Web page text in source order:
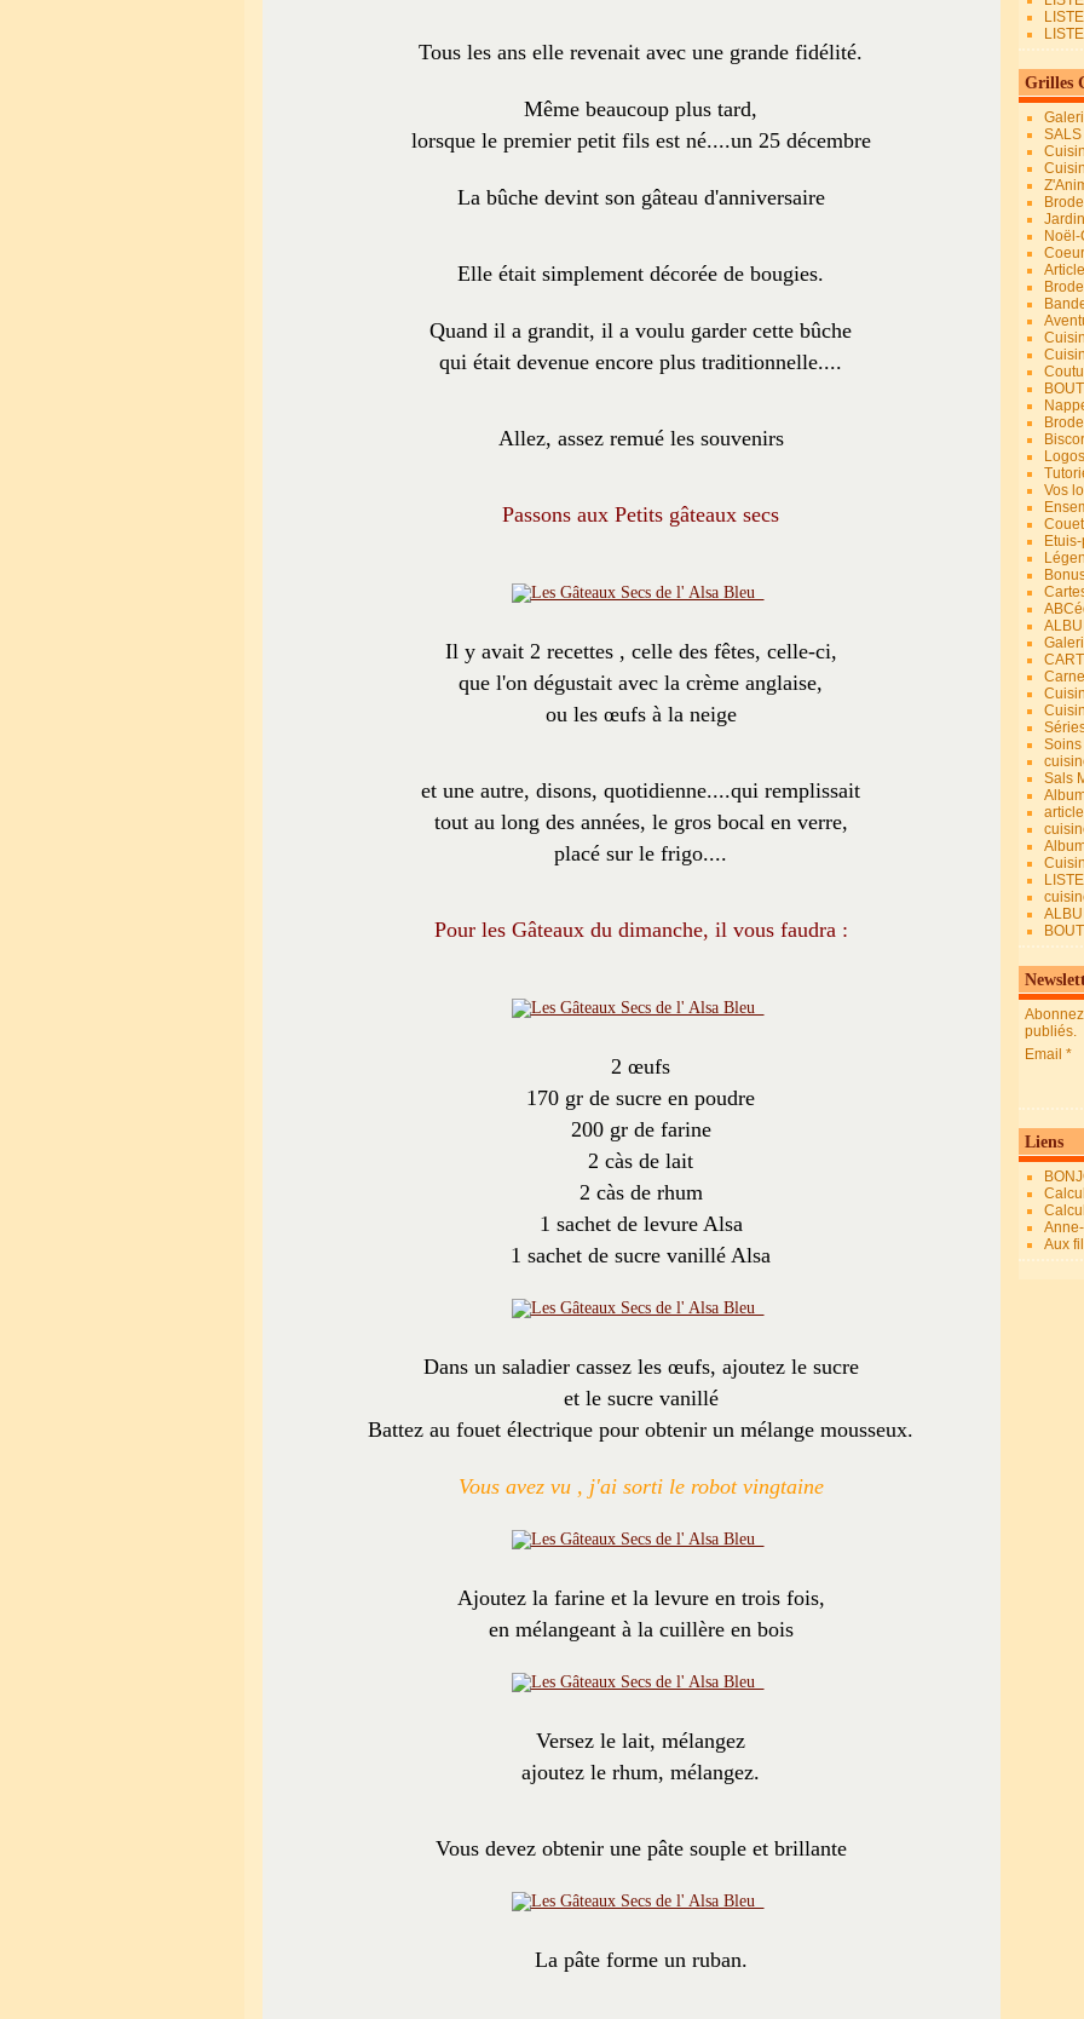
Tous les ans elle revenait avec une grande fidélité.
Même beaucoup plus tard,
lorsque le premier petit fils est né....un 25 décembre
La bûche devint son gâteau d'anniversaire
Elle était simplement décorée de bougies.
Quand il a grandit, il a voulu garder cette bûche
qui était devenue encore plus traditionnelle....
Allez, assez remué les souvenirs
Passons aux Petits gâteaux secs
Il y avait 2 recettes , celle des fêtes, celle-ci,
que l'on dégustait avec la crème anglaise,
ou les œufs à la neige
et une autre, disons, quotidienne....qui remplissait
tout au long des années, le gros bocal en verre,
placé sur le frigo....
Pour les Gâteaux du dimanche, il vous faudra :
2 œufs
170 gr de sucre en poudre
200 gr de farine
2 càs de lait
2 càs de rhum
1 sachet de levure Alsa
1 sachet de sucre vanillé Alsa
Dans un saladier cassez les œufs, ajoutez le sucre
et le sucre vanillé
Battez au fouet électrique pour obtenir un mélange mousseux.
Vous avez vu , j'ai sorti le robot vingtaine
Ajoutez la farine et la levure en trois fois,
en mélangeant à la cuillère en bois
Versez le lait, mélangez
ajoutez le rhum, mélangez.
Vous devez obtenir une pâte souple et brillante
La pâte forme un ruban.
Grilles
Vos
Sals
article
publiés.
Email
Liens
Aux